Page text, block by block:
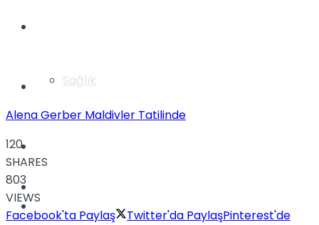
Sağlık
Müzik
Tatil
Alena Gerber Maldivler Tatilinde
120
SHARES
803
VIEWS
Facebook'ta Paylaş
Twitter'da PaylaşPinterest'de